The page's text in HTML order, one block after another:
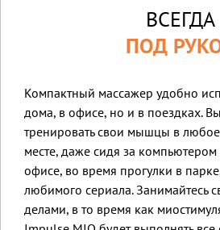
ВСЕГДА
ПОД
Компактный массажер удобно
дома, в офисе, но и в поездках.
тренировать свои мышцы в
месте, даже сидя за
офисе, во время прогулки в
любимого сериала. Занимайтесь
делами, в то время как